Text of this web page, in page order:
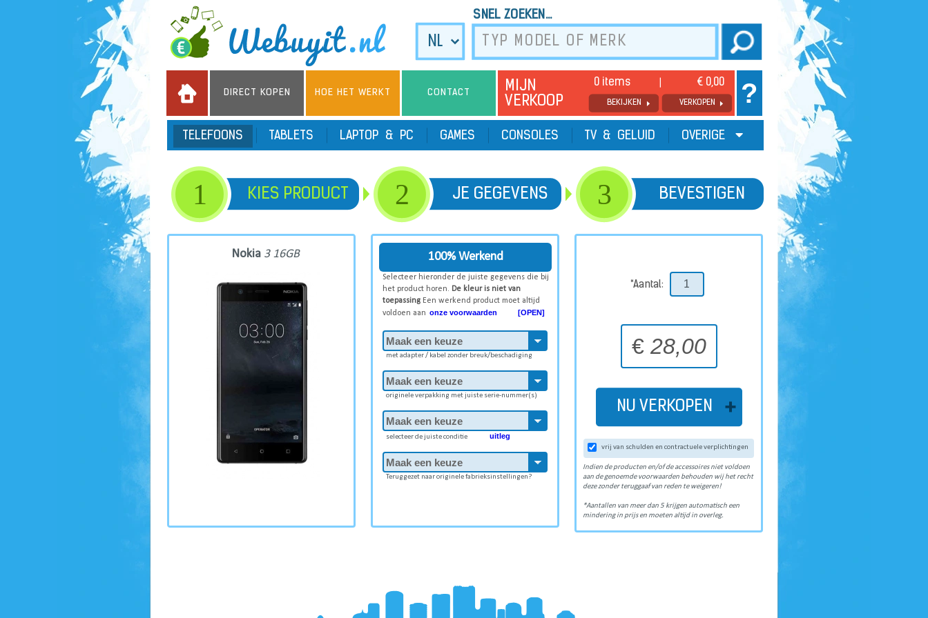
SNEL ZOEKEN...
DIRECT KOPEN HOE HET WERKT CONTACT
MIJN
VERKOOP
0 items € 0,00
BEKIJKEN VERKOPEN ?
TELEFOONS TABLETS LAPTOP & PC GAMES CONSOLES TV & GELUID OVERIGE
1 KIES PRODUCT 2 JE GEGEVENS 3 BEVESTIGEN
Nokia 3 16GB 100% Werkend
Selecteer hieronder de juiste gegevens die bij
het product horen. De kleur is niet van
toepassing Een werkend product moet altijd
voldoen aan onze voorwaarden [OPEN]
met adapter / kabel zonder breuk/beschadiging
originele verpakking met juiste serie-nummer(s)
selecteer de juiste conditie uitleg
Teruggezet naar originele fabrieksinstellingen?
*Aantal:
€ 28,00
NU VERKOPEN
vrij van schulden en contractuele verplichtingen
Indien de producten en/of de accessoires niet voldoen
aan de genoemde voorwaarden behouden wij het recht
deze zonder teruggaaf van reden te weigeren!
*Aantallen van meer dan 5 krijgen automatisch een
mindering in prijs en moeten altijd in overleg.